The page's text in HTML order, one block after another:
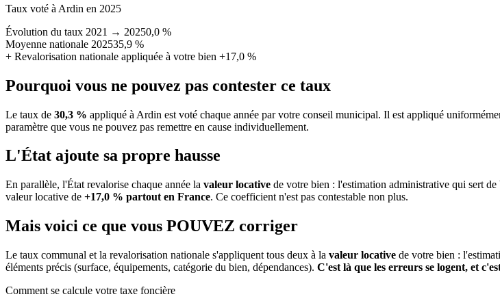
Taux voté à Ardin en 2025
Évolution du taux 2021 → 20250,0 %
Moyenne nationale 202535,9 %
+ Revalorisation nationale appliquée à votre bien +17,0 %
Pourquoi vous ne pouvez pas contester ce taux
Le taux de 30,3 % appliqué à Ardin est voté chaque année par votre conseil municipal. Il est appliqué
paramètre que vous ne pouvez pas remettre en cause individuellement.
L'État ajoute sa propre hausse
En parallèle, l'État revalorise chaque année la valeur locative de votre bien : l'estimation administrative qui sert
valeur locative de +17,0 % partout en France. Ce coefficient n'est pas contestable non plus.
Mais voici ce que vous POUVEZ corriger
Le taux communal et la revalorisation nationale s'appliquent tous deux à la valeur locative de votre bien :
éléments précis (surface, équipements, catégorie du bien, dépendances). C'est là que les erreurs se logent, et
Comment se calcule votre taxe foncière